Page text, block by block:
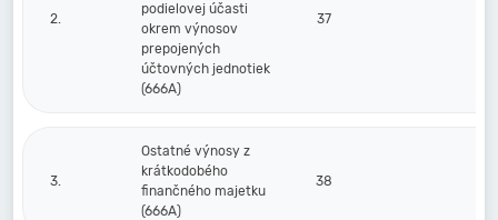
2.
podielovej účasti
okrem výnosov
prepojených
účtovných jednotiek
(666A)
37
3.
Ostatné výnosy z
krátkodobého
finančného majetku
(666A)
38